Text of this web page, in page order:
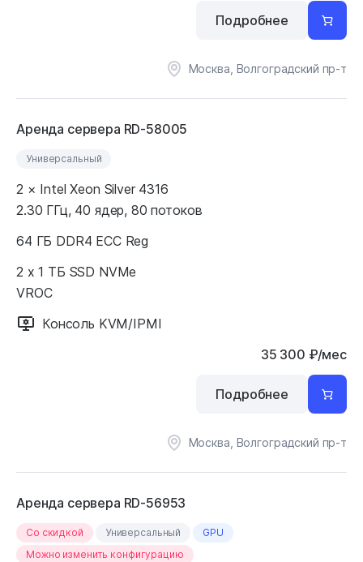
Москва, Волгоградский пр-т
Подробнее
Аренда сервера RD-58005
Универсальный
2 × Intel Xeon Silver 4316
2.30 ГГц, 40 ядер, 80 потоков
64 ГБ DDR4 ECC Reg
2 x 1 ТБ SSD NVMe
VROC
Консоль KVM/IPMI
35 300 ₽/мес
Москва, Волгоградский пр-т
Подробнее
Аренда сервера RD-56953
Cо скидкой Универсальный
GPU
Можно изменить конфигурацию